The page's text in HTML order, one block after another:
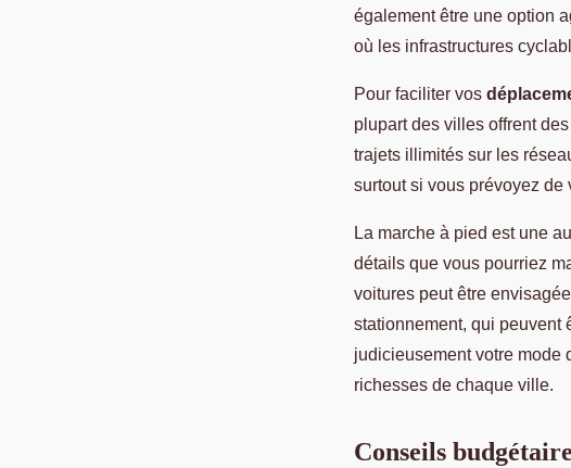
également être une option
où les infrastructures
Pour faciliter vos
plupart des villes offrent
trajets illimités sur les
surtout si vous prévoyez de
La marche à pied est une
détails que vous pourriez
voitures peut être
stationnement, qui peuvent
judicieusement votre mode
richesses de chaque ville.
Conseils